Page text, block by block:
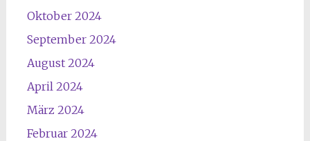
Oktober 2024
September 2024
August 2024
April 2024
März 2024
Februar 2024